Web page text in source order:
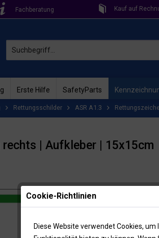
Fachberatung Kauf auf
Erste Hilfe SafetyParts
Rettungsschilder ASR A1.3
| Aufkleber | 15x15cm
Cookie-Richtlinien
Diese Website verwendet Cookies,